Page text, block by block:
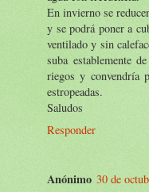
En invierno se
y se podrá poner a
ventilado y sin
suba establemente
riegos y convendría
estropeadas.
Saludos
Responder
Anónimo 30 de